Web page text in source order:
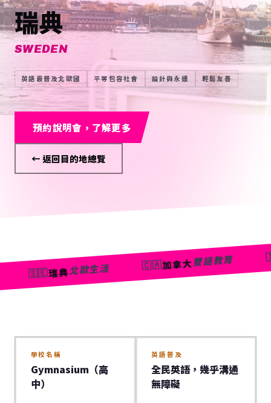
瑞典
SWEDEN
英語最普及北歐國 平等包容社會 設計與永續 輕鬆友善
預約說明會，了解更多
← 返回目的地總覽
瑞典北歐生活 🇨🇦 加拿大雙語教育 🇮🇹 義大
學校名稱
Gymnasium（高
中）
英語普及
全民英語，幾乎溝通
無障礙